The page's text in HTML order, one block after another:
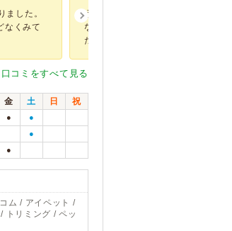
ました。
なくみて
うちのモコちゃんは人見知りで他の
なのでいつも病院の待合室でぶるぶ
た。 こちらの...
口コミをすべて見る
金 土 日
祝
● ●
●
●
ム / アイペット /
トリミング / ペッ